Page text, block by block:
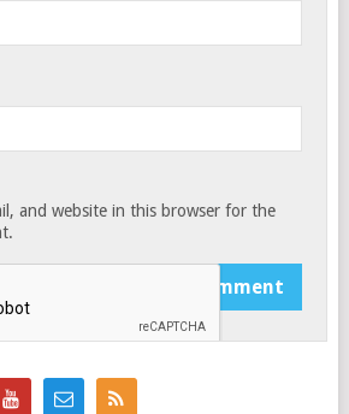
and website in this browser for the